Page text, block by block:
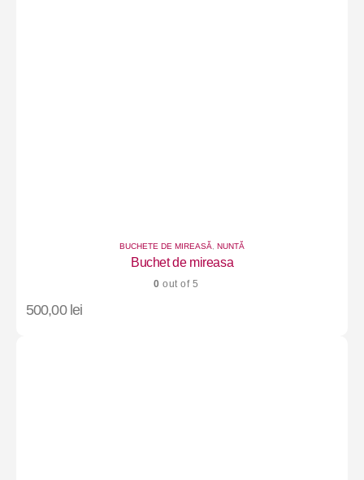
BUCHETE DE MIREASĂ, NUNTĂ
Buchet de mireasa
0 out of 5
500,00 lei